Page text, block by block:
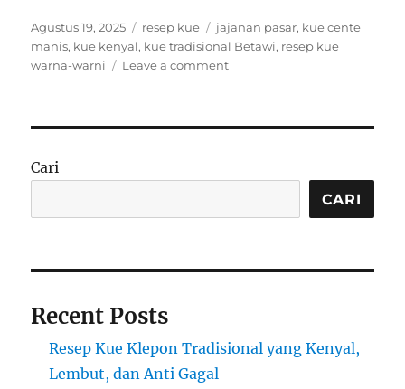
Posted
on
Agustus 19, 2025 Categories
resep kue Tags
jajanan pasar, kue cente
manis, kue kenyal, kue tradisional Betawi, resep kue
warna-warni
Leave a commenton
Jajanan
Berwarna-
Legendaris
Cari
CARI
Recent Posts
Resep Kue Klepon Tradisional yang Kenyal,
Lembut, dan Anti Gagal